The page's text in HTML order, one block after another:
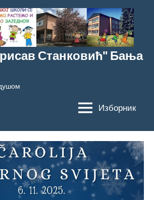
Станковић" Бања
Изборник